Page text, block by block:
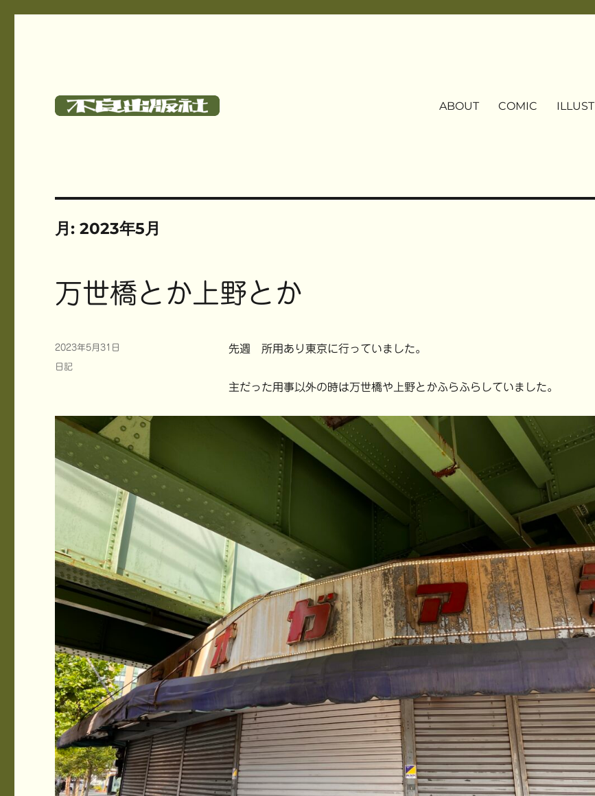
ABOUT COMIC ILLUST
月:2023年5月
万世橋とか上野とか
先週 所用あり東京に行っていました。
主だった用事以外の時は万世橋や上野とかふらふらしていました。
投
稿
2023年5月31日
カ
ー
日記